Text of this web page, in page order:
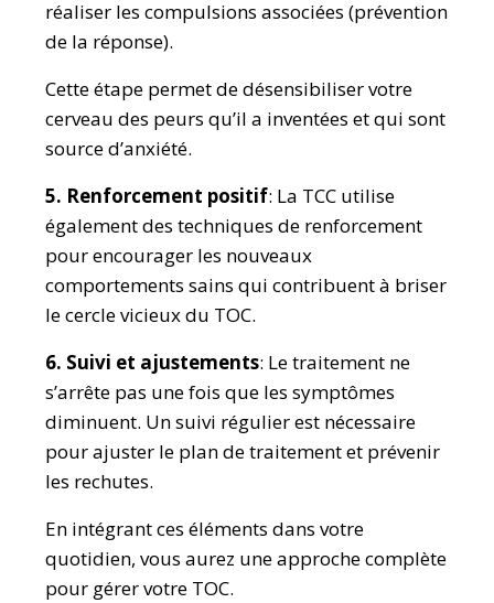
réaliser les compulsions associées (prévention
de la réponse).
Cette étape permet de désensibiliser votre
cerveau des peurs qu’il a inventées et qui sont
source d’anxiété.
5. Renforcement positif: La TCC utilise
également des techniques de renforcement
pour encourager les nouveaux
comportements sains qui contribuent à briser
le cercle vicieux du TOC.
6. Suivi et ajustements: Le traitement ne
s’arrête pas une fois que les symptômes
diminuent. Un suivi régulier est nécessaire
pour ajuster le plan de traitement et prévenir
les rechutes.
En intégrant ces éléments dans votre
quotidien, vous aurez une approche complète
pour gérer votre TOC.